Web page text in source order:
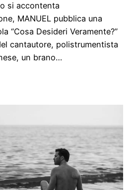
si accontenta
MANUEL pubblica una
“Cosa Desideri Veramente?”
cantautore, polistrumentista
un brano…